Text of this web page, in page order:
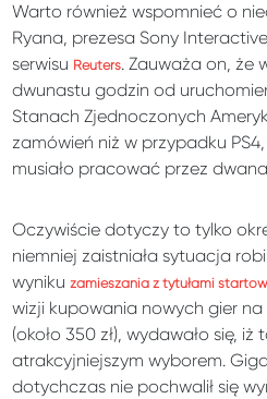
Warto również wspomnieć o
Ryana, prezesa Sony
serwisu Reuters. Zauważa on, że
dwunastu godzin od
Stanach Zjednoczonych
zamówień niż w przypadku
musiało pracować przez
Oczywiście dotyczy to tylko
niemniej zaistniała sytuacja
wynikuzamieszania z tytułami
wizji kupowania nowych gier
(około 350 zł), wydawało się,
atrakcyjniejszym wyborem.
dotychczas nie pochwalił się